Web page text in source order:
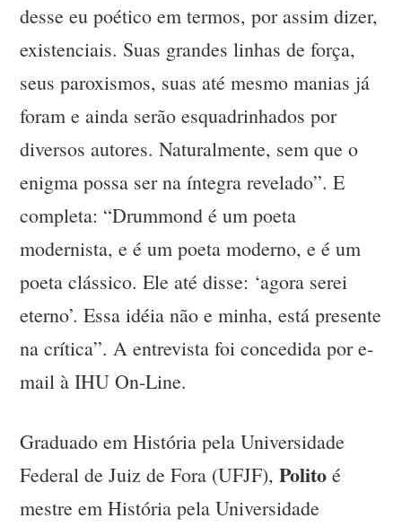
desse eu poético em termos, por assim dizer,
existenciais. Suas grandes linhas de força,
seus paroxismos, suas até mesmo manias já
foram e ainda serão esquadrinhados por
diversos autores. Naturalmente, sem que o
enigma possa ser na íntegra revelado”. E
completa: “Drummond é um poeta
modernista, e é um poeta moderno, e é um
poeta clássico. Ele até disse: ‘agora serei
eterno’. Essa idéia não e minha, está presente
na crítica”. A entrevista foi concedida por e-
mail à IHU On-Line.
Graduado em História pela Universidade
Federal de Juiz de Fora (UFJF),Polito é
mestre em História pela Universidade